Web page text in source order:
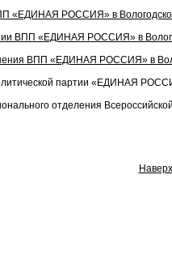
«ЕДИНАЯ РОССИЯ» в
ВПП «ЕДИНАЯ РОССИЯ» в
ВПП «ЕДИНАЯ РОССИЯ» в
партии «ЕДИНАЯ
отделения
Наверх